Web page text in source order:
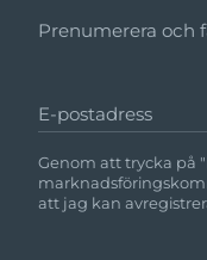
Prenumerera och
E-postadress
Genom att trycka på
att jag kan